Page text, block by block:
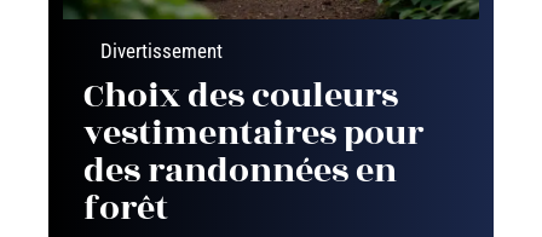
Divertissement
Choix des couleurs
vestimentaires pour
des randonnées en
forêt